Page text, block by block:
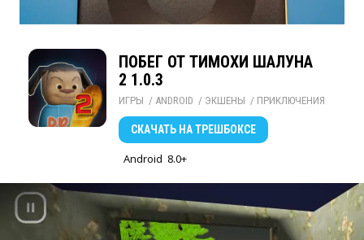
ПОБЕГ ОТ ТИМОХИ ШАЛУНА
2 1.0.3
ИГРЫ / ANDROID / ЭКШЕНЫ / ПРИКЛЮЧЕНИЯ
СКАЧАТЬ НА ТРЕШБОКСЕ
Android 8.0+